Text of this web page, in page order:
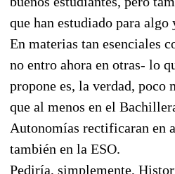
que han estudiado para
En materias tan esenciales
no entro ahora en otras- lo
propone es, la verdad, poco
que al menos en el
Autonomías rectificaran en
también en la ESO.
Pediría, simplemente,